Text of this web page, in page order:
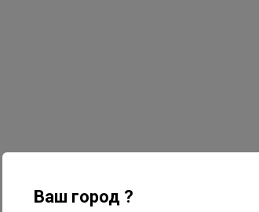
Ваш город ?